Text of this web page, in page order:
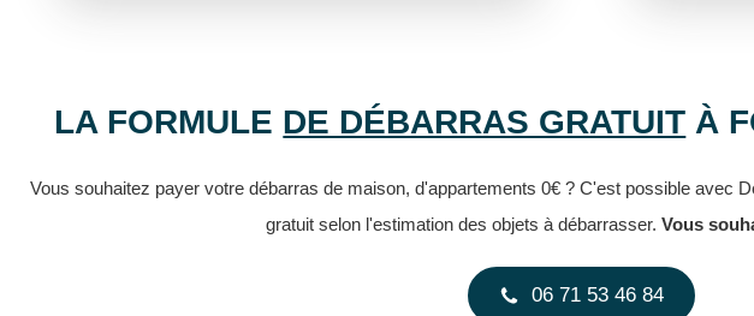
LA FORMULE DE DÉBARRAS GRATUIT À
Vous souhaitez payer votre débarras de maison, d'appartements 0€ ? C'est possible avec
gratuit selon l'estimation des objets à débarrasser. Vous
06 71 53 46 84